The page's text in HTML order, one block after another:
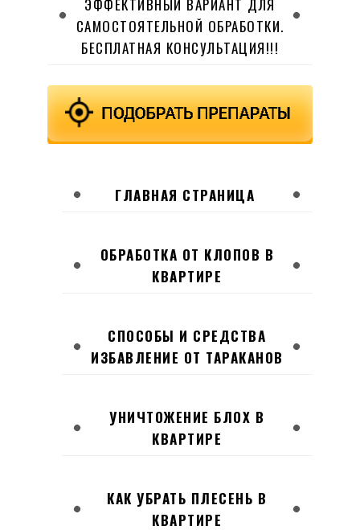
ЭФФЕКТИВНЫЙ ВАРИАНТ ДЛЯ
САМОСТОЯТЕЛЬНОЙ ОБРАБОТКИ.
БЕСПЛАТНАЯ КОНСУЛЬТАЦИЯ!!!
ГЛАВНАЯ СТРАНИЦА
ОБРАБОТКА ОТ КЛОПОВ В
КВАРТИРЕ
СПОСОБЫ И СРЕДСТВА
ИЗБАВЛЕНИЕ ОТ ТАРАКАНОВ
УНИЧТОЖЕНИЕ БЛОХ В
КВАРТИРЕ
КАК УБРАТЬ ПЛЕСЕНЬ В
КВАРТИРЕ